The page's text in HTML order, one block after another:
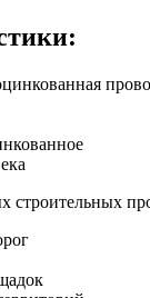
строительных